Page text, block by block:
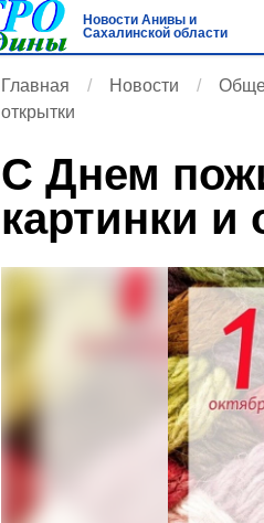
Новости Анивы и
Сахалинской области
Главная Новости
открытки
С Днем
картинки и